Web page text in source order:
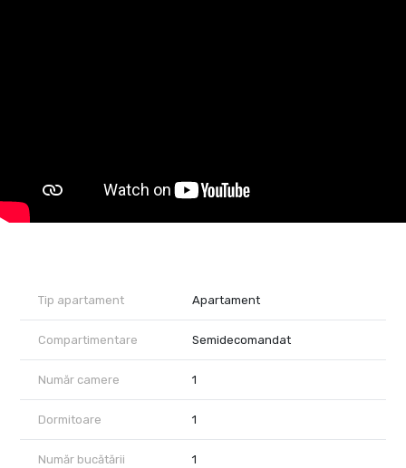
Proprietate reprezentată în exclusivitate de RealTimHouse.ro –
Un pas spre un loc doar al tău.
Vizionare Online : https://youtu.be/EC1h2Z5zcy0?
Tip apartament Apartament
Compartimentare Semidecomandat
Număr camere 1
Dormitoare 1
Număr bucătării 1